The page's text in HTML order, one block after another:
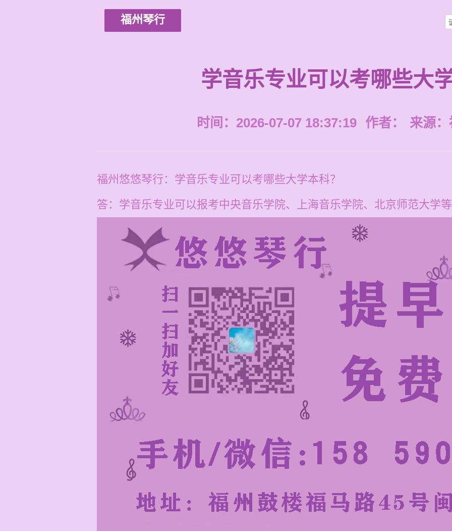
福州琴行
学音乐专业可以考哪些大
时间：2026-07-07 18:37:19 作者： 来源：
福州悠悠琴行：学音乐专业可以考哪些大学本科？
答：学音乐专业可以报考中央音乐学院、上海音乐学院、北京师范大学